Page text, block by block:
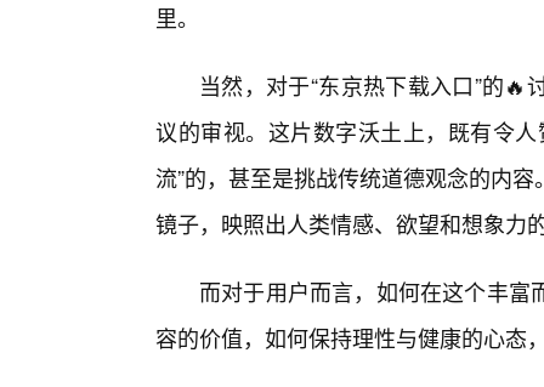
里。
当然，对于“东京热下载入口”的
议的审视。这片数字沃土上，既有令
流”的，甚至是挑战传统道德观念的内
镜子，映照出人类情感、欲望和想象力
而对于用户而言，如何在这个丰
容的价值，如何保持理性与健康的心态